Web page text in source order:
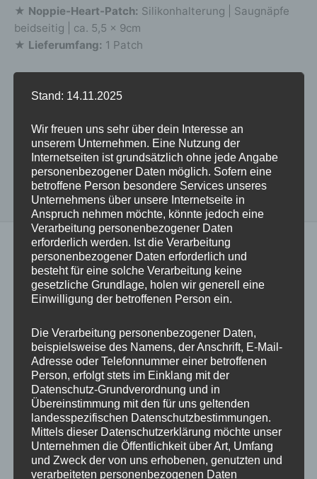
★ Noppie-Heart-Patch: Silikonhalterung | Saugnäpfe
beidseitig | ca. 5,5 × 9cm
★ Lieferumfang: 1 Patch
weitere Produktdetails und Infos >>
Beschreibung Herstellerangaben
Smart. Simple. So you.
Der Noppie-Heart-Patch ist das neue It-Piece unter
den Smartphone-Accessoires. Das rechteckige
Silikon-Patch mit beidseitigen Saugnäpfen haftet
sicher an glatten Oberflächen und verwandelt dein
Smartphone in ein stilvolles Essential. Ob beim
Schminken, Kochen, Content-Createn oder
Stand: 14.11.2025
Wir freuen uns sehr über dein Interesse an
unserem Unternehmen. Eine Nutzung der
Internetseiten ist grundsätzlich ohne jede Angabe
personenbezogener Daten möglich. Sofern eine
betroffene Person besondere Services unseres
Unternehmens über unsere Internetseite in
Anspruch nehmen möchte, könnte jedoch eine
Verarbeitung personenbezogener Daten
erforderlich werden. Ist die Verarbeitung
personenbezogener Daten erforderlich und
besteht für eine solche Verarbeitung keine
gesetzliche Grundlage, holen wir generell eine
Einwilligung der betroffenen Person ein.
Die Verarbeitung personenbezogener Daten,
beispielsweise des Namens, der Anschrift, E-Mail-
Adresse oder Telefonnummer einer betroffenen
Person, erfolgt stets im Einklang mit der
Datenschutz-Grundverordnung und in
Übereinstimmung mit den für uns geltenden
landesspezifischen Datenschutzbestimmungen.
Mittels dieser Datenschutzerklärung möchte unser
Unternehmen die Öffentlichkeit über Art, Umfang
und Zweck der von uns erhobenen, genutzten und
verarbeiteten personenbezogenen Daten